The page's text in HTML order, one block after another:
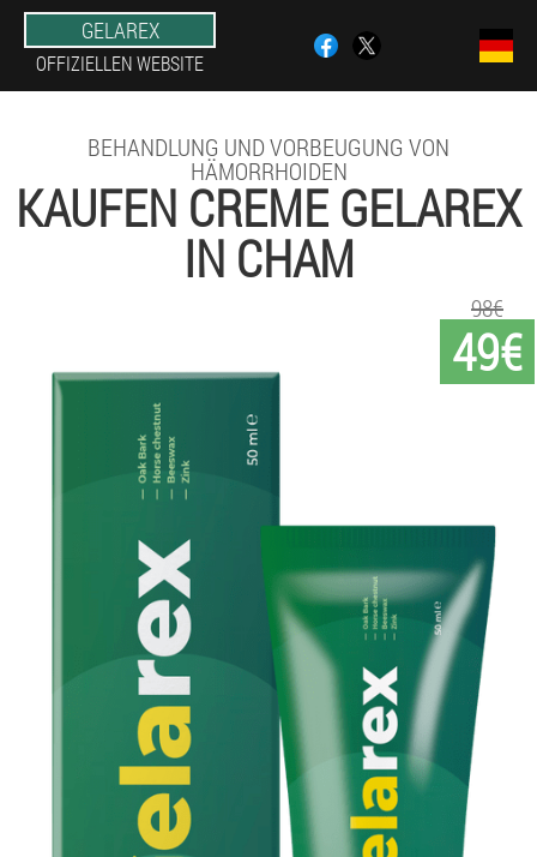
GELAREX
OFFIZIELLEN WEBSITE
BEHANDLUNG UND VORBEUGUNG VON
HÄMORRHOIDEN
KAUFEN CREME GELAREX
IN CHAM
49€
98€